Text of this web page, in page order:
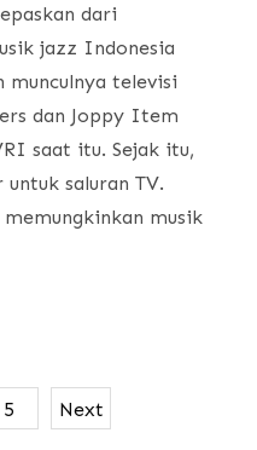
dari
jazz Indonesia
munculnya televisi
dan Joppy Item
saat itu. Sejak itu,
saluran TV.
musik
5 Next